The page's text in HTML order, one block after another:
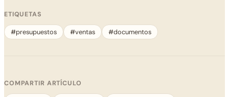
ETIQUETAS
#presupuestos #ventas #documentos
COMPARTIR ARTÍCULO